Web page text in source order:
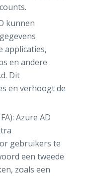
kunnen
applicaties,
en andere
Dit
en verhoogt de
Azure AD
gebruikers te
een tweede
zoals een